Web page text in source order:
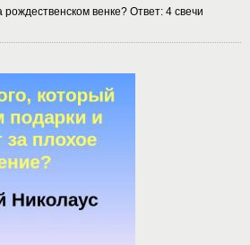
венке? Ответ: 4 свечи